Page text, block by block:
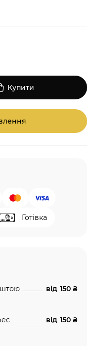
Купити
Готівка
від 150 ₴
від 150 ₴